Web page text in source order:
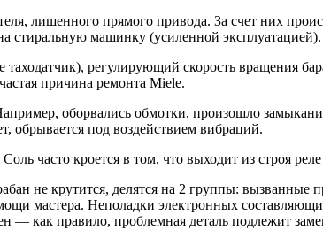
лишенного прямого привода. За счет них
стиральную машинку (усиленной эксплуатацией).
регулирующий скорость вращения
причина ремонта Miele.
оборвались обмотки, произошло
обрывается под воздействием вибраций.
часто кроется в том, что выходит из строя
не крутится, делятся на 2 группы:
мастера. Неполадки электронных
— как правило, проблемная деталь подлежит